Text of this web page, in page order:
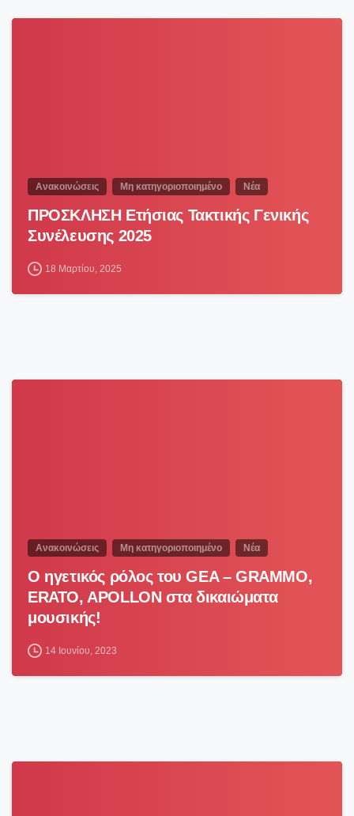
Ανακοινώσεις Μη κατηγοριοποιημένο Νέα
ΠΡΟΣΚΛΗΣΗ Ετήσιας Τακτικής Γενικής
Συνέλευσης 2025
18 Μαρτίου, 2025
Ανακοινώσεις Μη κατηγοριοποιημένο Νέα
Ο ηγετικός ρόλος του GEA – GRAMMO,
ERATO, APOLLON στα δικαιώματα
μουσικής!
14 Ιουνίου, 2023